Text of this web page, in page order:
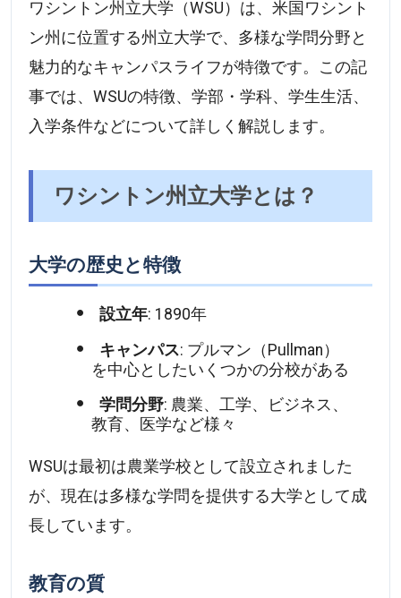
ワシントン州立大学（WSU）は、米国ワシント
ン州に位置する州立大学で、多様な学問分野と
魅力的なキャンパスライフが特徴です。この記
事では、WSUの特徴、学部・学科、学生生活、
入学条件などについて詳しく解説します。
ワシントン州立大学とは？
大学の歴史と特徴
設立年: 1890年
キャンパス: プルマン（Pullman）
を中心としたいくつかの分校がある
学問分野: 農業、工学、ビジネス、
教育、医学など様々
WSUは最初は農業学校として設立されました
が、現在は多様な学問を提供する大学として成
長しています。
教育の質